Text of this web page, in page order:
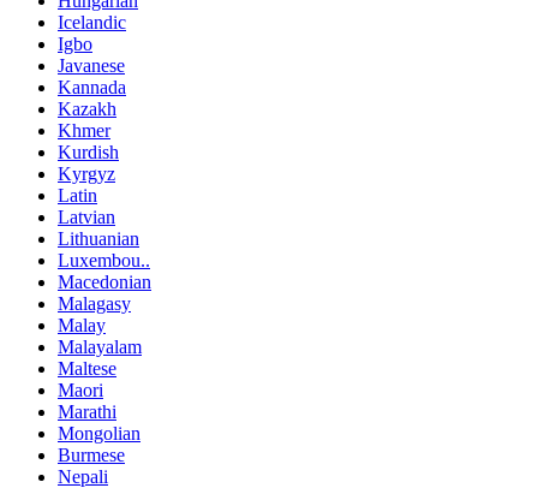
Icelandic
Igbo
Javanese
Kannada
Kazakh
Khmer
Kurdish
Kyrgyz
Latin
Latvian
Lithuanian
Luxembou..
Macedonian
Malagasy
Malay
Malayalam
Maltese
Maori
Marathi
Mongolian
Burmese
Nepali